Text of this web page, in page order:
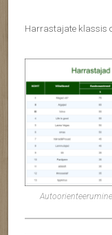
Harrastajate klassis